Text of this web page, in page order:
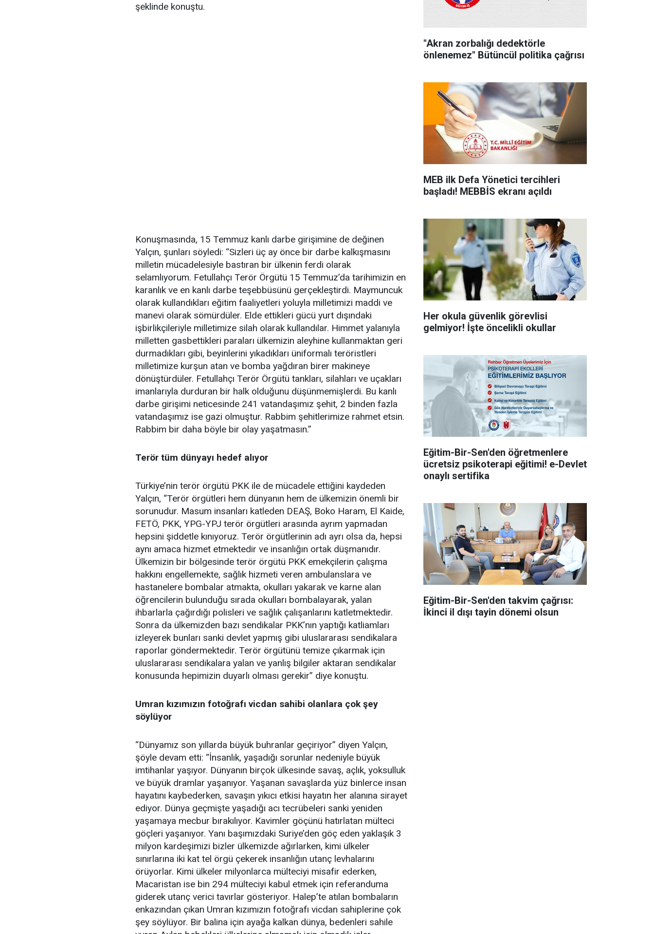
şeklinde konuştu.
Konuşmasında, 15 Temmuz kanlı darbe girişimine de değinen
Yalçın, şunları söyledi: “Sizleri üç ay önce bir darbe kalkışmasını
milletin mücadelesiyle bastıran bir ülkenin ferdi olarak
selamlıyorum. Fetullahçı Terör Örgütü 15 Temmuz’da tarihimizin en
karanlık ve en kanlı darbe teşebbüsünü gerçekleştirdi. Maymuncuk
olarak kullandıkları eğitim faaliyetleri yoluyla milletimizi maddi ve
manevi olarak sömürdüler. Elde ettikleri gücü yurt dışındaki
işbirlikçileriyle milletimize silah olarak kullandılar. Himmet yalanıyla
milletten gasbettikleri paraları ülkemizin aleyhine kullanmaktan geri
durmadıkları gibi, beyinlerini yıkadıkları üniformalı teröristleri
milletimize kurşun atan ve bomba yağdıran birer makineye
dönüştürdüler. Fetullahçı Terör Örgütü tankları, silahları ve uçakları
imanlarıyla durduran bir halk olduğunu düşünmemişlerdi. Bu kanlı
darbe girişimi neticesinde 241 vatandaşımız şehit, 2 binden fazla
vatandaşımız ise gazi olmuştur. Rabbim şehitlerimize rahmet etsin.
Rabbim bir daha böyle bir olay yaşatmasın.”
Terör tüm dünyayı hedef alıyor
Türkiye’nin terör örgütü PKK ile de mücadele ettiğini kaydeden
Yalçın, “Terör örgütleri hem dünyanın hem de ülkemizin önemli bir
sorunudur. Masum insanları katleden DEAŞ, Boko Haram, El Kaide,
FETÖ, PKK, YPG-YPJ terör örgütleri arasında ayrım yapmadan
hepsini şiddetle kınıyoruz. Terör örgütlerinin adı ayrı olsa da, hepsi
aynı amaca hizmet etmektedir ve insanlığın ortak düşmanıdır.
Ülkemizin bir bölgesinde terör örgütü PKK emekçilerin çalışma
hakkını engellemekte, sağlık hizmeti veren ambulanslara ve
hastanelere bombalar atmakta, okulları yakarak ve karne alan
öğrencilerin bulunduğu sırada okulları bombalayarak, yalan
ihbarlarla çağırdığı polisleri ve sağlık çalışanlarını katletmektedir.
Sonra da ülkemizden bazı sendikalar PKK’nın yaptığı katliamları
izleyerek bunları sanki devlet yapmış gibi uluslararası sendikalara
raporlar göndermektedir. Terör örgütünü temize çıkarmak için
uluslararası sendikalara yalan ve yanlış bilgiler aktaran sendikalar
konusunda hepimizin duyarlı olması gerekir” diye konuştu.
Umran kızımızın fotoğrafı vicdan sahibi olanlara çok şey
söylüyor
“Dünyamız son yıllarda büyük buhranlar geçiriyor” diyen Yalçın,
şöyle devam etti: “İnsanlık, yaşadığı sorunlar nedeniyle büyük
imtihanlar yaşıyor. Dünyanın birçok ülkesinde savaş, açlık, yoksulluk
ve büyük dramlar yaşanıyor. Yaşanan savaşlarda yüz binlerce insan
hayatını kaybederken, savaşın yıkıcı etkisi hayatın her alanına sirayet
ediyor. Dünya geçmişte yaşadığı acı tecrübeleri sanki yeniden
yaşamaya mecbur bırakılıyor. Kavimler göçünü hatırlatan mülteci
göçleri yaşanıyor. Yanı başımızdaki Suriye’den göç eden yaklaşık 3
milyon kardeşimizi bizler ülkemizde ağırlarken, kimi ülkeler
sınırlarına iki kat tel örgü çekerek insanlığın utanç levhalarını
örüyorlar. Kimi ülkeler milyonlarca mülteciyi misafir ederken,
Macaristan ise bin 294 mülteciyi kabul etmek için referanduma
giderek utanç verici tavırlar gösteriyor. Halep’te atılan bombaların
enkazından çıkan Umran kızımızın fotoğrafı vicdan sahiplerine çok
şey söylüyor. Bir balina için ayağa kalkan dünya, bedenleri sahile
"Akran zorbalığı dedektörle
önlenemez" Bütüncül politika çağrısı
MEB ilk Defa Yönetici tercihleri
başladı! MEBBİS ekranı açıldı
Her okula güvenlik görevlisi
gelmiyor! İşte öncelikli okullar
Eğitim-Bir-Sen'den öğretmenlere
ücretsiz psikoterapi eğitimi! e-Devlet
onaylı sertifika
Eğitim-Bir-Sen'den takvim çağrısı:
İkinci il dışı tayin dönemi olsun